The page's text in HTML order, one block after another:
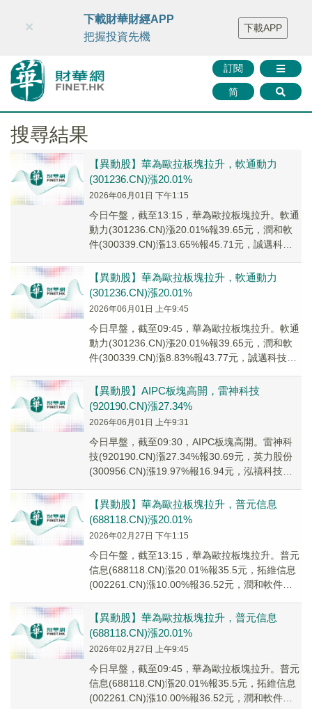
財華智庫網 FINTV FINMETA 財華證券 媒體矩陣
智庫沙龍
聯絡我們
訂閱
简
×
下載財華財經APP
把握投資先機
下載APP
搜尋結果
【異動股】華為歐拉板塊拉升，軟通動力
(301236.CN)漲20.01%
2026年06月01日 下午1:15
今日午盤，截至13:15，華為歐拉板塊拉升。軟通
動力(301236.CN)漲20.01%報39.65元，潤和軟
件(300339.CN)漲13.65%報45.71元，誠邁科技
【異動股】華為歐拉板塊拉升，軟通動力
(301236.CN)漲20.01%
2026年06月01日 上午9:45
今日早盤，截至09:45，華為歐拉板塊拉升。軟通
動力(301236.CN)漲20.01%報39.65元，潤和軟
件(300339.CN)漲8.83%報43.77元，誠邁科技
【異動股】AIPC板塊高開，雷神科技
(920190.CN)漲27.34%
2026年06月01日 上午9:31
今日早盤，截至09:30，AIPC板塊高開。雷神科
技(920190.CN)漲27.34%報30.69元，英力股份
(300956.CN)漲19.97%報16.94元，泓禧科技
【異動股】華為歐拉板塊拉升，普元信息
(688118.CN)漲20.01%
2026年02月27日 下午1:15
今日午盤，截至13:15，華為歐拉板塊拉升。普元
信息(688118.CN)漲20.01%報35.5元，拓維信息
(002261.CN)漲10.00%報36.52元，潤和軟件
【異動股】華為歐拉板塊拉升，普元信息
(688118.CN)漲20.01%
2026年02月27日 上午9:45
今日早盤，截至09:45，華為歐拉板塊拉升。普元
信息(688118.CN)漲20.01%報35.5元，拓維信息
(002261.CN)漲10.00%報36.52元，潤和軟件